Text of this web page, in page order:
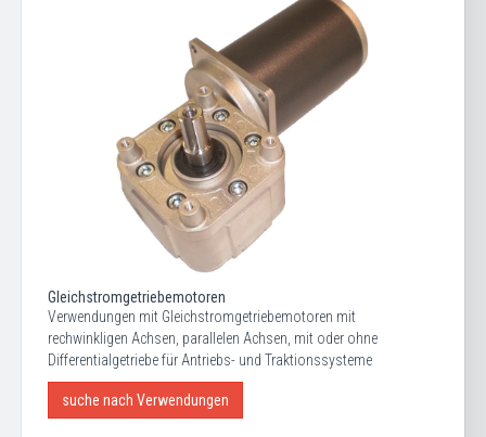
Gleichstromgetriebemotoren
Verwendungen mit Gleichstromgetriebemotoren mit
rechwinkligen Achsen, parallelen Achsen, mit oder ohne
Differentialgetriebe für Antriebs- und Traktionssysteme
suche nach Verwendungen